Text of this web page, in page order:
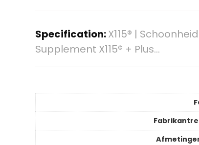
Specification:X115® |
Supplement X115® + Plus…